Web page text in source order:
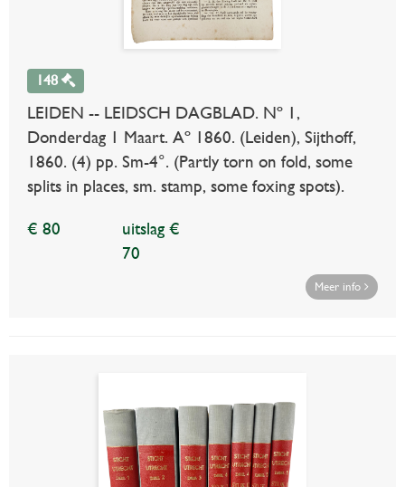
148
LEIDEN -- LEIDSCH DAGBLAD. Nº 1,
Donderdag 1 Maart. Aº 1860. (Leiden), Sijthoff,
1860. (4) pp. Sm-4°. (Partly torn on fold, some
splits in places, sm. stamp, some foxing spots).
€ 80
uitslag €
70
Meer info